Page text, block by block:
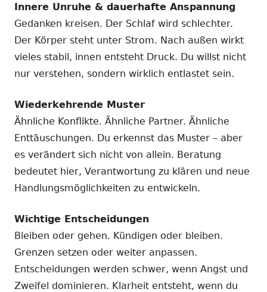
Innere Unruhe & dauerhafte Anspannung
Gedanken kreisen. Der Schlaf wird schlechter.
Der Körper steht unter Strom. Nach außen wirkt
vieles stabil, innen entsteht Druck. Du willst nicht
nur verstehen, sondern wirklich entlastet sein.
Wiederkehrende Muster
Ähnliche Konflikte. Ähnliche Partner. Ähnliche
Enttäuschungen. Du erkennst das Muster – aber
es verändert sich nicht von allein. Beratung
bedeutet hier, Verantwortung zu klären und neue
Handlungsmöglichkeiten zu entwickeln.
Wichtige Entscheidungen
Bleiben oder gehen. Kündigen oder bleiben.
Grenzen setzen oder weiter anpassen.
Entscheidungen werden schwer, wenn Angst und
Zweifel dominieren. Klarheit entsteht, wenn du